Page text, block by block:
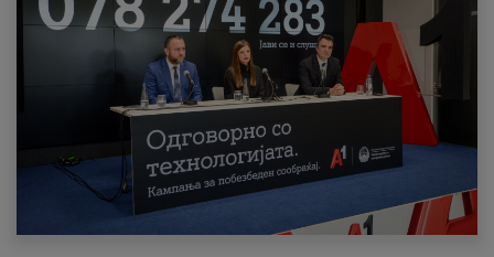
МК EN SQ
Деловни
Поддршка
Надополни кредит